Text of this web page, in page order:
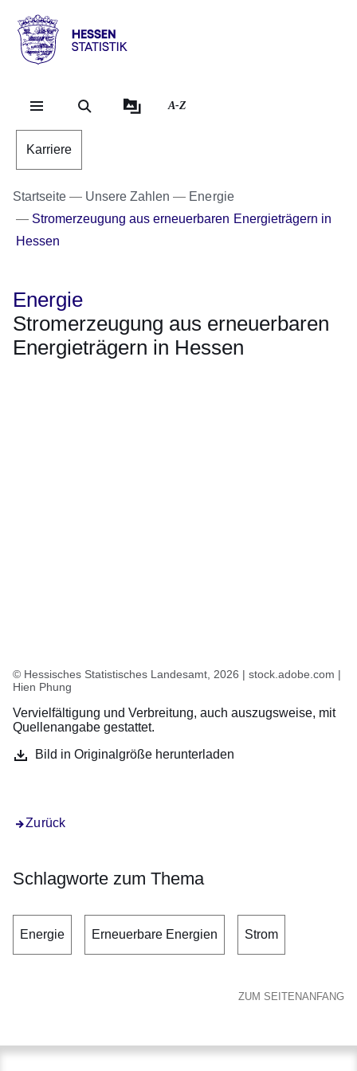
Hessen
Statistik
A-Z
Karriere
Startseite Unsere Zahlen
Energie
Stromerzeugung aus erneuerbaren Energieträgern in
Hessen
Energie
Stromerzeugung aus erneuerbaren
Energieträgern in Hessen
© Hessisches Statistisches Landesamt, 2026 | stock.adobe.com |
Hien Phung
Vervielfältigung und Verbreitung, auch auszugsweise, mit
Quellenangabe gestattet.
Bild in Originalgröße herunterladen
Zurück
Schlagworte zum Thema
Energie Erneuerbare Energien Strom
ZUM SEITENANFANG